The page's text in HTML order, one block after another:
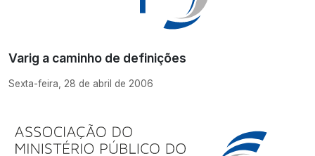
Varig a caminho de definições
Sexta-feira, 28 de abril de 2006